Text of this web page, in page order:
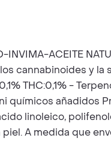
ACEITE
cannabinoides y
THC:0,1% -
químicos añadidos
linoleico,
A medida que